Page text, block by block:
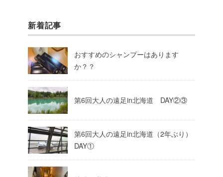
新着記事
おすすめのシャンプーはあります
か？？
第6回大人の遠足in北海道 DAY②③
第6回大人の遠足in北海道（2年ぶり）
DAY①